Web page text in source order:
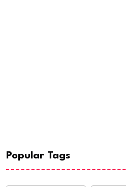
Popular Tags